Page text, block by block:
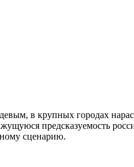
в крупных городах
предсказуемость
сценарию.